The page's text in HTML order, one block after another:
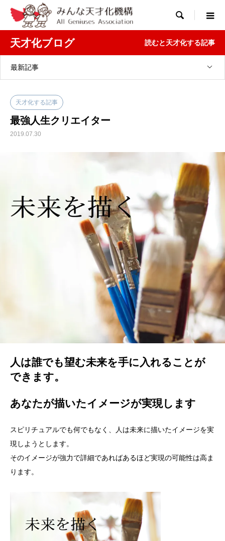

天才化ブログ 読むと天才化する記事
最新記事
天才化する記事
最強人生クリエイター
2019.07.30
人は誰でも望む未来を手に入れることが
できます。
あなたが描いたイメージが実現します
スピリチュアルでも何でもなく、人は未来に描いたイメージを実
現しようとします。
そのイメージが強力で詳細であればあるほど実現の可能性は高ま
ります。